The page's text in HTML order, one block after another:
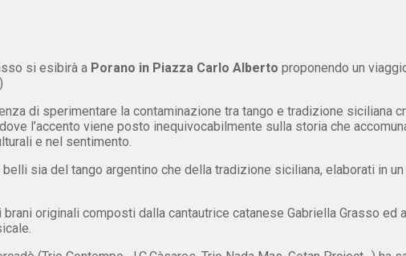
si esibirà a Porano in Piazza Carlo Alberto proponendo un
di sperimentare la contaminazione tra tango e tradizione siciliana
l’accento viene posto inequivocabilmente sulla storia che
e nel sentimento.
sia del tango argentino che della tradizione siciliana, elaborati in
originali composti dalla cantautrice catanese Gabriella Grasso